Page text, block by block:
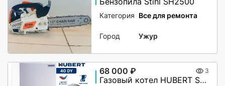
Категория Все для ремонта
Город Ужур
68 000 ₽ 3
Газовый котел HUBERT Smart AGB 40DY настенный двухконтурный